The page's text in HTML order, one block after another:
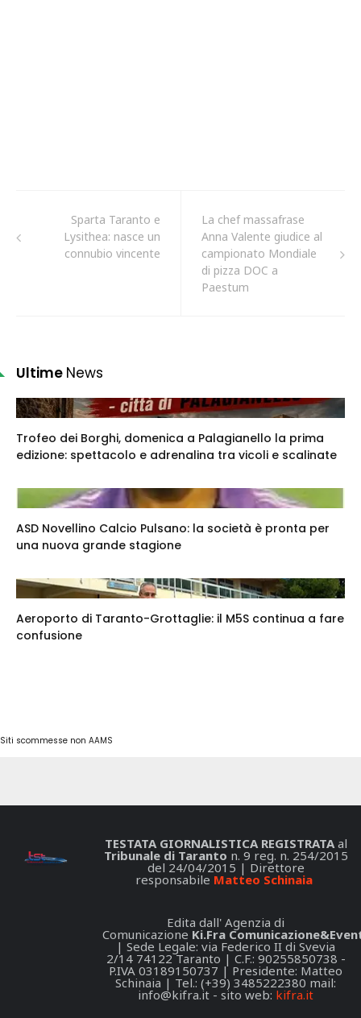
Sparta Taranto e
Lysithea: nasce un
connubio vincente
La chef massafrase
Anna Valente giudice al
campionato Mondiale
di pizza DOC a
Paestum
Ultime News
Trofeo dei Borghi, domenica a Palagianello la prima
edizione: spettacolo e adrenalina tra vicoli e scalinate
ASD Novellino Calcio Pulsano: la società è pronta per
una nuova grande stagione
Aeroporto di Taranto-Grottaglie: il M5S continua a fare
confusione
Siti scommesse non AAMS
TESTATA GIORNALISTICA REGISTRATAal
Tribunale di Taranto n. 9 reg. n. 254/2015
del 24/04/2015 | Direttore
responsabile Matteo Schinaia
Edita dall' Agenzia di
Comunicazione Ki.Fra
| Sede Legale: via Federico II di Svevia
2/14 74122 Taranto | C.F.: 90255850738 -
P.IVA 03189150737 | Presidente: Matteo
Schinaia | Tel.: (+39) 3485222380 mail:
info@kifra.it - sito web: kifra.it